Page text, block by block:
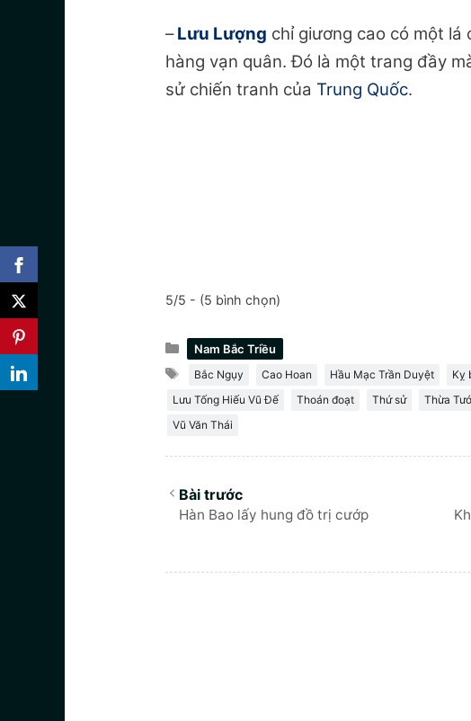
–Lưu Lượng chỉ giương cao có một
hàng vạn quân. Đó là một trang đầy
sử chiến tranh của Trung Quốc.
5/5 - (5 bình chọn)
Danh
mục
Nam Bắc Triều
Thẻ
Bắc Ngụy Cao Hoan Hầu Mạc Trần Duyệt Kỵ
Lưu Tống Hiếu Vũ Đế
Thoán đoạt Thứ sử Thừa
Vũ Văn Thái
Hàn Bao lấy hung đồ trị cướp